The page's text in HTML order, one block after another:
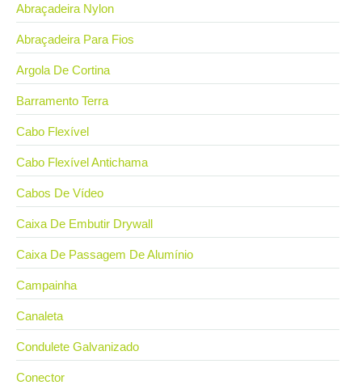
Abraçadeira Nylon
Abraçadeira Para Fios
Argola De Cortina
Barramento Terra
Cabo Flexível
Cabo Flexível Antichama
Cabos De Vídeo
Caixa De Embutir Drywall
Caixa De Passagem De Alumínio
Campainha
Canaleta
Condulete Galvanizado
Conector